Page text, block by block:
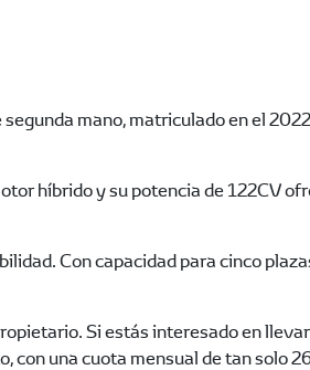
mano, matriculado en el
híbrido y su potencia de 122CV
Con capacidad para cinco
Si estás interesado en
con una cuota mensual de tan solo